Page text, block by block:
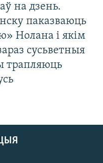
на дзень.
паказваюць
Нолана і якім
сусьветныя
трапляюць